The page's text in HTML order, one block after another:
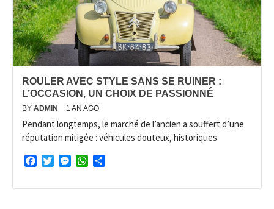
ROULER AVEC STYLE SANS SE RUINER :
L’OCCASION, UN CHOIX DE PASSIONNÉ
BY ADMIN 1 AN AGO
Pendant longtemps, le marché de l’ancien a souffert d’une
réputation mitigée : véhicules douteux, historiques
FacebookTwitterMessengerWhatsApp